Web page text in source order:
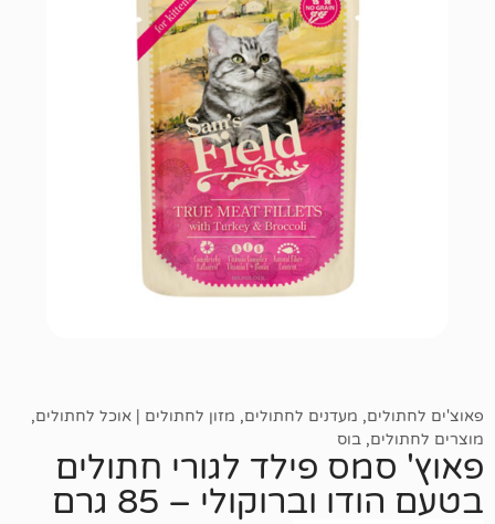
,מעדנים לחתולים, מזון לחתולים | אוכל לחתולים,
בוס
פילד לגורי חתולים
– 85 גרם